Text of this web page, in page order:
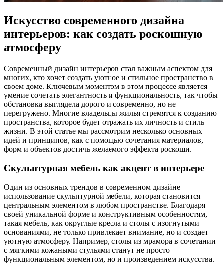
Искусство современного дизайна
интерьеров: как создать роскошную
атмосферу
Современный дизайн интерьеров стал важным аспектом для
многих, кто хочет создать уютное и стильное пространство в
своем доме. Ключевым моментом в этом процессе является
умение сочетать элегантность и функциональность, так чтобы
обстановка выглядела дорого и современно, но не
перегружено. Многие владельцы жилья стремятся к созданию
пространства, которое будет отражать их личность и стиль
жизни. В этой статье мы рассмотрим несколько основных
идей и принципов, как с помощью сочетания материалов,
форм и объектов достичь желаемого эффекта роскоши.
Скульптурная мебель как акцент в интерьере
Один из основных трендов в современном дизайне —
использование скульптурной мебели, которая становится
центральным элементом в любом пространстве. Благодаря
своей уникальной форме и конструктивным особенностям,
такая мебель, как округлые кресла и столы с изогнутыми
основаниями, не только привлекает внимание, но и создает
уютную атмосферу. Например, столы из мрамора в сочетании
с мягкими кожаными стульями станут не просто
функциональным элементом, но и произведением искусства.